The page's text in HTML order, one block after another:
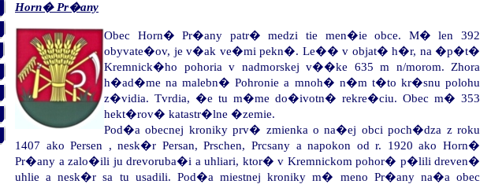
Horn� Pr�any
Obec Horn� Pr�any patr� medzi tie men�ie obce. M� len 392
obyvate�ov, je v�ak ve�mi pekn�. Le�� v objat� h�r, na �p�t�
Kremnick�ho pohoria v nadmorskej v��ke 635 m n/morom. Zhora
h�ad�me na malebn� Pohronie a mnoh� n�m t�to kr�snu polohu
z�vidia. Tvrdia, �e tu m�me do�ivotn� rekre�ciu. Obec m� 353
hekt�rov� katastr�lne �zemie.
Pod�a obecnej kroniky prv� zmienka o na�ej obci poch�dza z roku
1407 ako Persen , nesk�r Persan, Prschen, Prcsany a napokon od r. 1920 ako Horn�
Pr�any a zalo�ili ju drevoruba�i a uhliari, ktor� v Kremnickom pohor� p�lili dreven�
uhlie a nesk�r sa tu usadili. Pod�a miestnej kroniky m� meno Pr�any na�a obec